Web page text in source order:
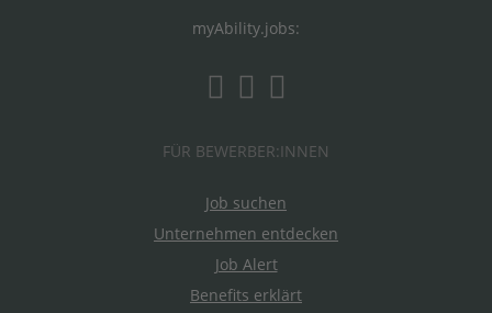
myAbility.jobs:
FÜR BEWERBER:INNEN
Job suchen
Unternehmen entdecken
Job Alert
Benefits erklärt